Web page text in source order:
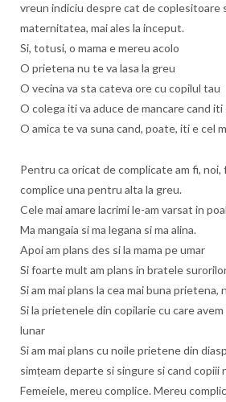
vreun indiciu despre cat de coplesitoare
maternitatea, mai ales la inceput.
Si, totusi, o mama e mereu acolo
O prietena nu te va lasa la greu
O vecina va sta cateva ore cu copilul tau
O colega iti va aduce de mancare cand iti
O amica te va suna cand, poate, iti e cel
Pentru ca oricat de complicate am fi, noi,
complice una pentru alta la greu.
Cele mai amare lacrimi le-am varsat in
Ma mangaia si ma legana si ma alina.
Apoi am plans des si la mama pe umar
Si foarte mult am plans in bratele
Si am mai plans la cea mai buna prietena,
Si la prietenele din copilarie cu care
lunar
Si am mai plans cu noile prietene din
simțeam departe si singure si cand copiii
Femeiele, mereu complice. Mereu